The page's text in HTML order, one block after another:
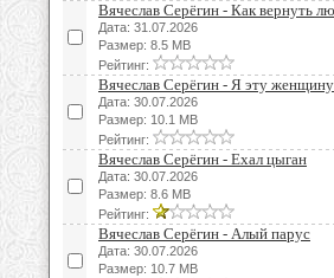
Вячеслав Серёгин - Как вернуть
Дата: 31.07.2026
Размер: 8.5 MB
Рейтинг:
Вячеслав Серёгин - Я эту
Дата: 30.07.2026
Размер: 10.1 MB
Рейтинг:
Вячеслав Серёгин - Ехал цыган
Дата: 30.07.2026
Размер: 8.6 MB
Рейтинг:
Вячеслав Серёгин - Алый парус
Дата: 30.07.2026
Размер: 10.7 MB